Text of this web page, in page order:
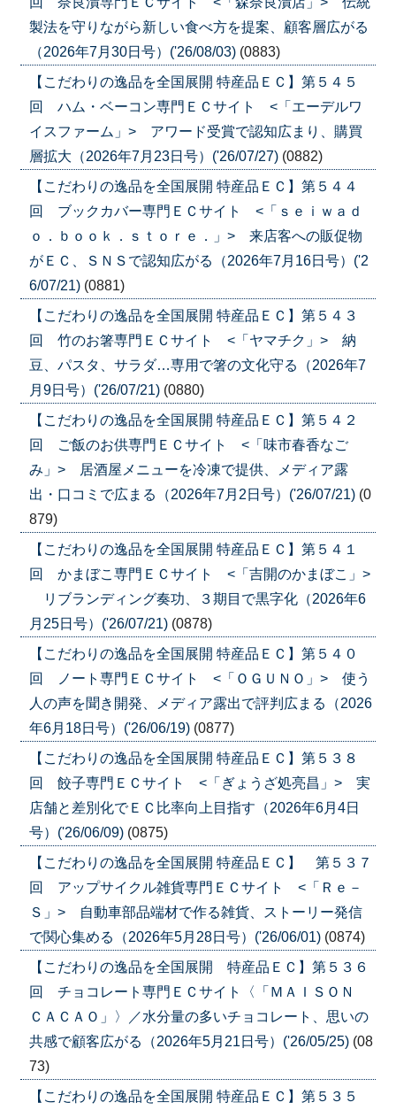
製法を守りながら新しい食べ方を提案、顧客層広がる
（2026年7月30日号）('26/08/03) (0883)
【こだわりの逸品を全国展開 特産品ＥＣ】第５４５
回 ハム・ベーコン専門ＥＣサイト <「エーデルワ
イスファーム」> アワード受賞で認知広まり、購買
層拡大（2026年7月23日号）('26/07/27) (0882)
【こだわりの逸品を全国展開 特産品ＥＣ】第５４４
回 ブックカバー専門ＥＣサイト <「ｓｅｉｗａｄ
ｏ．ｂｏｏｋ．ｓｔｏｒｅ．」> 来店客への販促物
がＥＣ、ＳＮＳで認知広がる（2026年7月16日号）('2
6/07/21) (0881)
【こだわりの逸品を全国展開 特産品ＥＣ】第５４３
回 竹のお箸専門ＥＣサイト <「ヤマチク」> 納
豆、パスタ、サラダ…専用で箸の文化守る（2026年7
月9日号）('26/07/21) (0880)
【こだわりの逸品を全国展開 特産品ＥＣ】第５４２
回 ご飯のお供専門ＥＣサイト <「味市春香なご
み」> 居酒屋メニューを冷凍で提供、メディア露
出・口コミで広まる（2026年7月2日号）('26/07/21) (0
879)
【こだわりの逸品を全国展開 特産品ＥＣ】第５４１
回 かまぼこ専門ＥＣサイト <「吉開のかまぼこ」>
リブランディング奏功、３期目で黒字化（2026年6
月25日号）('26/07/21) (0878)
【こだわりの逸品を全国展開 特産品ＥＣ】第５４０
回 ノート専門ＥＣサイト <「ＯＧＵＮＯ」> 使う
人の声を聞き開発、メディア露出で評判広まる（2026
年6月18日号）('26/06/19) (0877)
【こだわりの逸品を全国展開 特産品ＥＣ】第５３８
回 餃子専門ＥＣサイト <「ぎょうざ処亮昌」> 実
店舗と差別化でＥＣ比率向上目指す（2026年6月4日
号）('26/06/09) (0875)
【こだわりの逸品を全国展開 特産品ＥＣ】 第５３７
回 アップサイクル雑貨専門ＥＣサイト <「Ｒｅ－
Ｓ」> 自動車部品端材で作る雑貨、ストーリー発信
で関心集める（2026年5月28日号）('26/06/01) (0874)
【こだわりの逸品を全国展開 特産品ＥＣ】第５３６
回 チョコレート専門ＥＣサイト〈「ＭＡＩＳＯＮ
ＣＡＣＡＯ」〉／水分量の多いチョコレート、思いの
共感で顧客広がる（2026年5月21日号）('26/05/25) (08
73)
【こだわりの逸品を全国展開 特産品ＥＣ】第５３５